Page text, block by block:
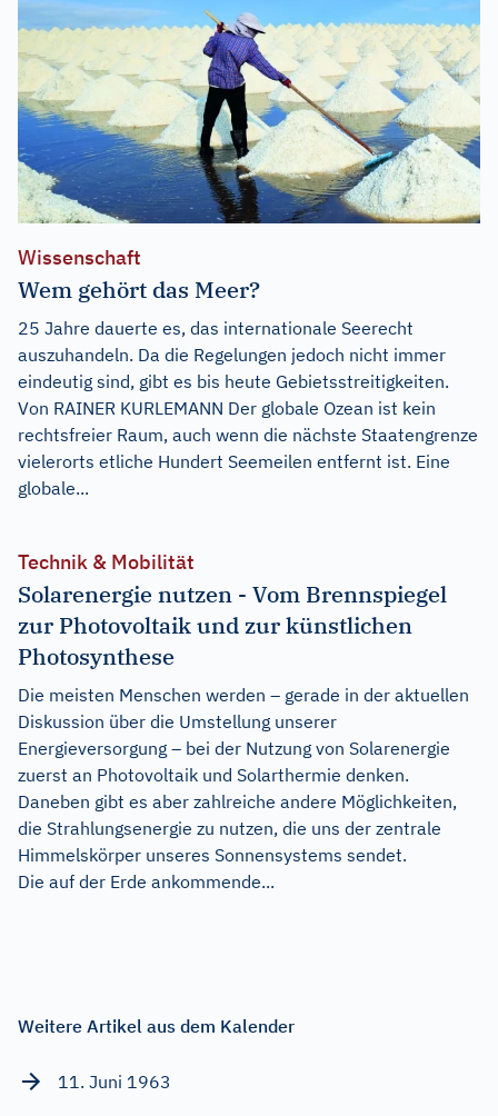
Wissenschaft
Wem gehört das Meer?
25 Jahre dauerte es, das internationale Seerecht
auszuhandeln. Da die Regelungen jedoch nicht immer
eindeutig sind, gibt es bis heute Gebietsstreitigkeiten.
Von RAINER KURLEMANN Der globale Ozean ist kein
rechtsfreier Raum, auch wenn die nächste Staatengrenze
vielerorts etliche Hundert Seemeilen entfernt ist. Eine
globale...
Technik & Mobilität
Solarenergie nutzen - Vom Brennspiegel
zur Photovoltaik und zur künstlichen
Photosynthese
Die meisten Menschen werden – gerade in der aktuellen
Diskussion über die Umstellung unserer
Energieversorgung – bei der Nutzung von Solarenergie
zuerst an Photovoltaik und Solarthermie denken.
Daneben gibt es aber zahlreiche andere Möglichkeiten,
die Strahlungsenergie zu nutzen, die uns der zentrale
Himmelskörper unseres Sonnensystems sendet.
Die auf der Erde ankommende...
Weitere Artikel aus dem Kalender
11. Juni 1963